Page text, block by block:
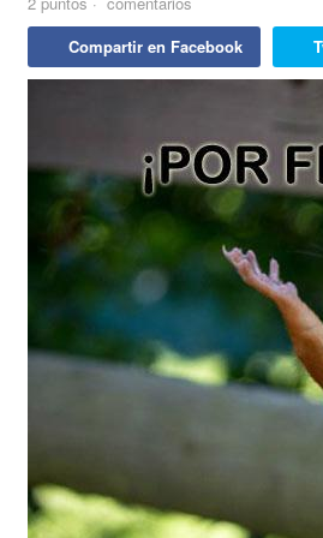
Compartir en Facebook